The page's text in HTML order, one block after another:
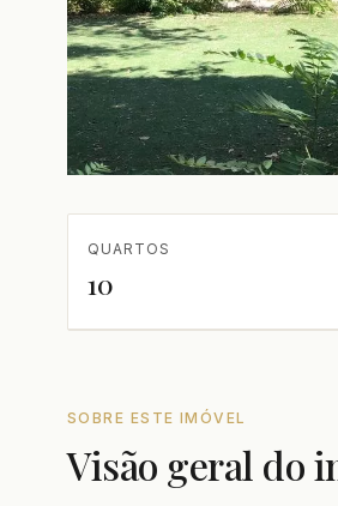
QUARTOS
10
SOBRE ESTE IMÓVEL
Visão geral do